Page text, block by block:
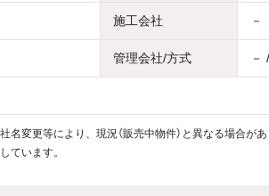
施工会社 －
管理会社/方式 －
変更等により、現況（販売中物件）と異なる場合があ
ています。